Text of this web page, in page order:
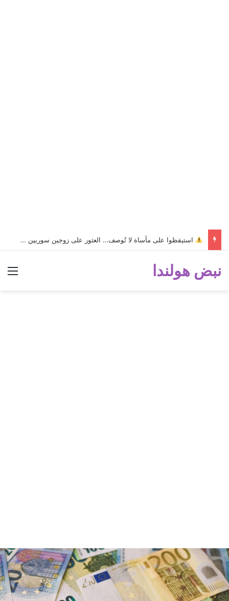
استيقظوا على مأساة لا تُوصف… العثور على زوجين سوريين متوفـيـيـن داخل منزلهما!
نبض هولندا